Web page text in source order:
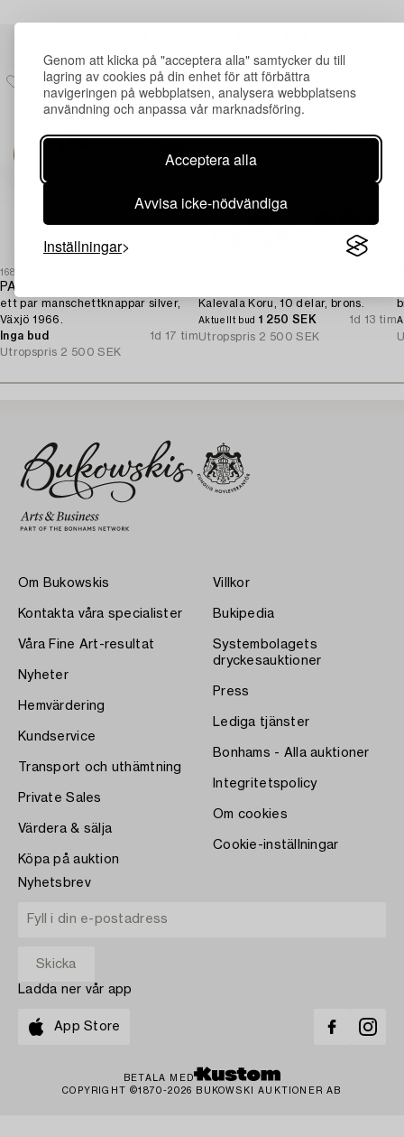
Genom att klicka på "acceptera alla" samtycker du till
lagring av cookies på din enhet för att förbättra
navigeringen på webbplatsen, analysera webbplatsens
användning och anpassa vår marknadsföring.
Acceptera alla
Avvisa icke-nödvändiga
Inställningar
1689895
PA Lundahl-Terrs,
ett par manschettknappar silver,
Växjö 1966.
Inga bud
1d 17 tim
Utropspris 2 500 SEK
Kalevala Koru, 10 delar, brons.
Aktuellt bud 1 250 SEK
1d 13 tim
Utropspris 2 500 SEK
Om Bukowskis
Kontakta våra specialister
Våra Fine Art-resultat
Nyheter
Hemvärdering
Kundservice
Transport och uthämtning
Private Sales
Värdera & sälja
Köpa på auktion
Villkor
Bukipedia
Systembolagets
dryckesauktioner
Press
Lediga tjänster
Bonhams - Alla auktioner
Integritetspolicy
Om cookies
Cookie-inställningar
Nyhetsbrev
Ladda ner vår app
App Store
BETALA MED
COPYRIGHT ©1870-2026 BUKOWSKI AUKTIONER AB